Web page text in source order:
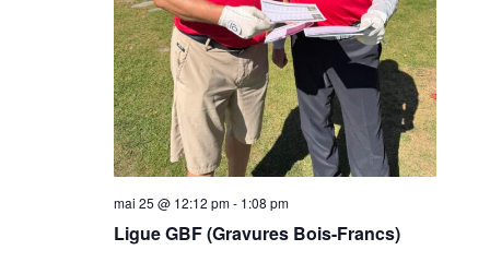
Ligue GBF (Gravures Bois-Francs)
mai 25 @ 12:12 pm- 1:08 pm